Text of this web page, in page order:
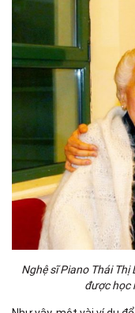
Nghệ sĩ Piano Thái Thị
được học